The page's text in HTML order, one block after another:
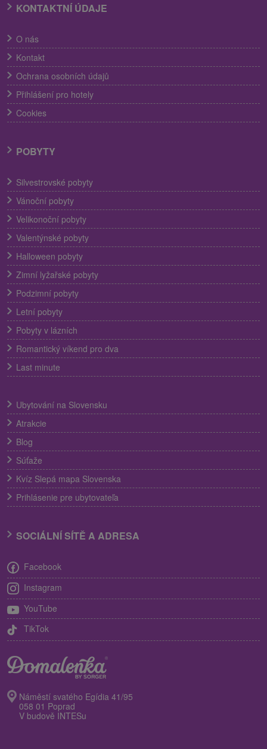
KONTAKTNÍ ÚDAJE
O nás
Kontakt
Ochrana osobních údajů
Přihlášení pro hotely
Cookies
POBYTY
Silvestrovské pobyty
Vánoční pobyty
Velikonoční pobyty
Valentýnské pobyty
Halloween pobyty
Zimní lyžařské pobyty
Podzimní pobyty
Letní pobyty
Pobyty v lázních
Romantický víkend pro dva
Last minute
Ubytování na Slovensku
Atrakcie
Blog
Súťaže
Kvíz Slepá mapa Slovenska
Prihlásenie pre ubytovateľa
SOCIÁLNÍ SÍTĚ A ADRESA
Facebook
Instagram
YouTube
TikTok
Náměstí svatého Egídia 41/95
058 01 Poprad
V budově INTESu